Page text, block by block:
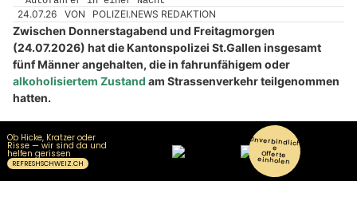
24.07.26 VON POLIZEI.NEWS REDAKTION
Zwischen Donnerstagabend und Freitagmorgen
(24.07.2026) hat die Kantonspolizei St.Gallen insgesamt
fünf Männer angehalten, die in fahrunfähigem oder
alkoholisiertem Zustand am Strassenverkehr teilgenommen
hatten.
Einer der Männer war zuvor in einen Verkehrsunfall involviert
gewesen. Die zuständigen Administrativbehörden prüfen
Massnahmen.